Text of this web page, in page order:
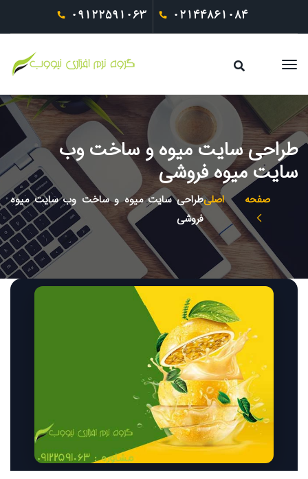
09122591063 02144861084
طراحی سایت میوه و ساخت وب
سایت میوه فروشی
صفحه اصلیطراحی سایت میوه و ساخت وب سایت میوه
فروشی